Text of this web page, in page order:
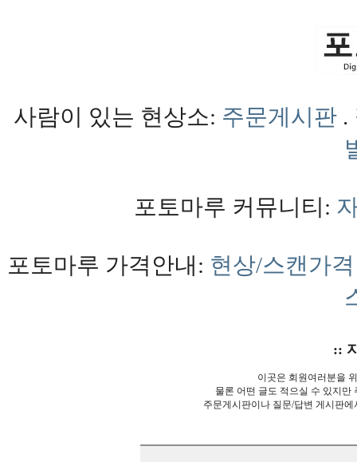
사람이 있는 현상소: 주문게시판 .
포토마루 커뮤니티:
포토마루 가격안내: 현상/스캔가격
::
이곳은 회원여러분을
물론 어떤 글도 적으실 수 있지만
주문게시판이나 질문/답변 게시판